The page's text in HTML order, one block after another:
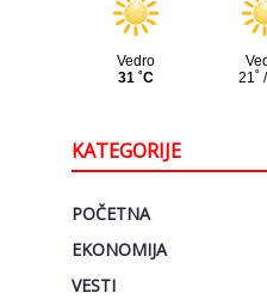
KATEGORIJE
POČETNA
EKONOMIJA
VESTI